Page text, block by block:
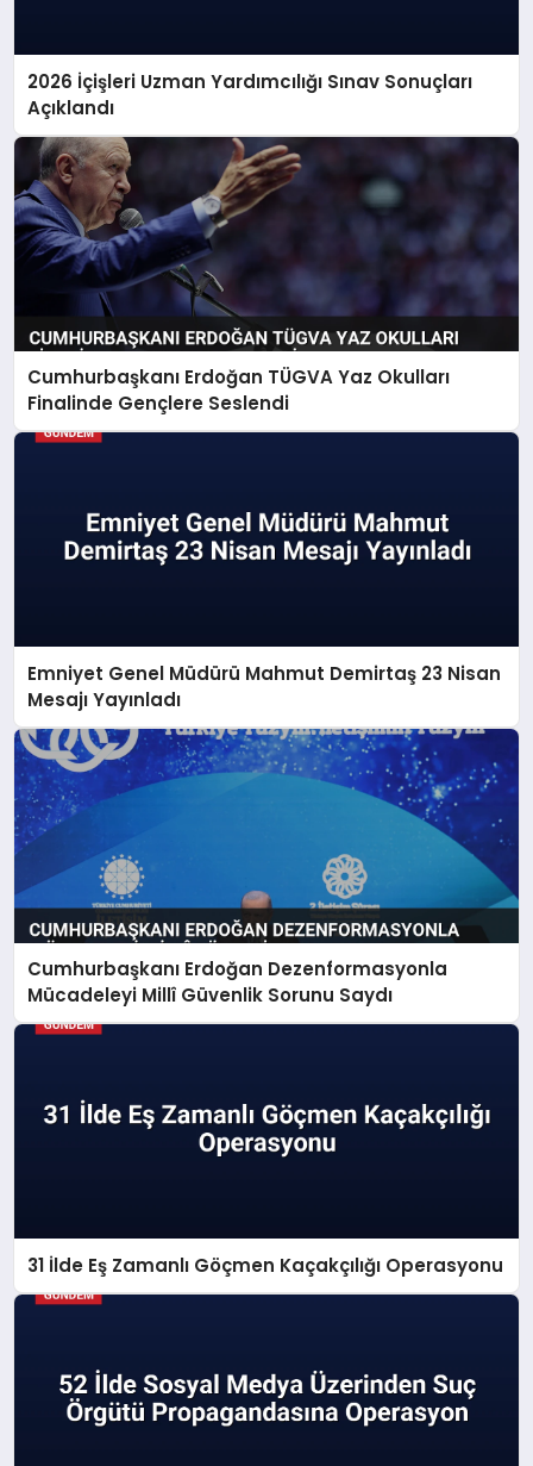
2026 İçişleri Uzman Yardımcılığı Sınav Sonuçları
Açıklandı
Cumhurbaşkanı Erdoğan TÜGVA Yaz Okulları
Finalinde Gençlere Seslendi
Emniyet Genel Müdürü Mahmut Demirtaş 23 Nisan
Mesajı Yayınladı
Cumhurbaşkanı Erdoğan Dezenformasyonla
Mücadeleyi Millî Güvenlik Sorunu Saydı
31 İlde Eş Zamanlı Göçmen Kaçakçılığı Operasyonu